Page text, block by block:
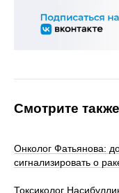
Смотрите также
Онколог Фатьянова:
сигнализировать о
Токсиколог